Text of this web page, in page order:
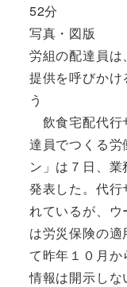
52分
写真・図版
労組の配達員
提供を呼びか
う
飲食宅配代行
達員でつくる
ン」は７日、
発表した。代行
れているが、
は労災保険の
て昨年１０月
情報は開示しな